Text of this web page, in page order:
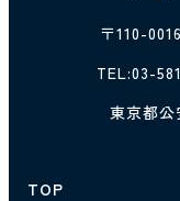
〒110-
TEL:03-
東京都
TOP